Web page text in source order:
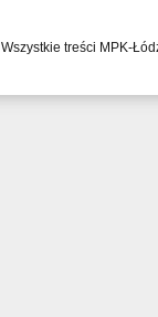
Wszystkie treści MPK-